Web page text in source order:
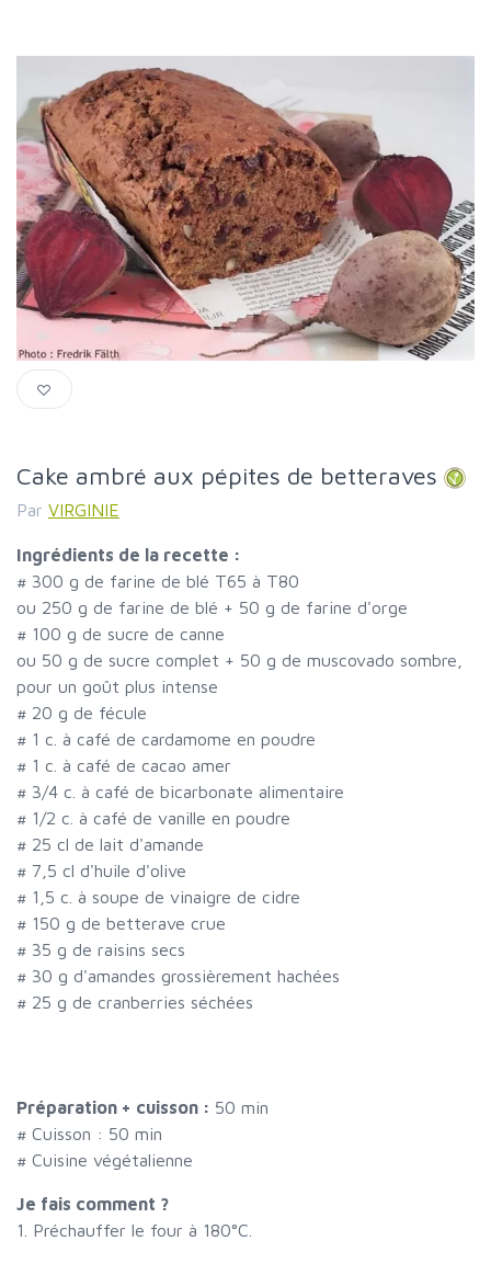
Cake ambré aux pépites de betteraves
Par VIRGINIE
Ingrédients de la recette :
# 300 g de farine de blé T65 à T80
ou 250 g de farine de blé + 50 g de farine d'orge
# 100 g de sucre de canne
ou 50 g de sucre complet + 50 g de muscovado sombre,
pour un goût plus intense
# 20 g de fécule
# 1 c. à café de cardamome en poudre
# 1 c. à café de cacao amer
# 3/4 c. à café de bicarbonate alimentaire
# 1/2 c. à café de vanille en poudre
# 25 cl de lait d'amande
# 7,5 cl d'huile d'olive
# 1,5 c. à soupe de vinaigre de cidre
# 150 g de betterave crue
# 35 g de raisins secs
# 30 g d'amandes grossièrement hachées
# 25 g de cranberries séchées
Préparation + cuisson : 50 min
# Cuisson : 50 min
# Cuisine végétalienne
Je fais comment ?
1. Préchauffer le four à 180°C.